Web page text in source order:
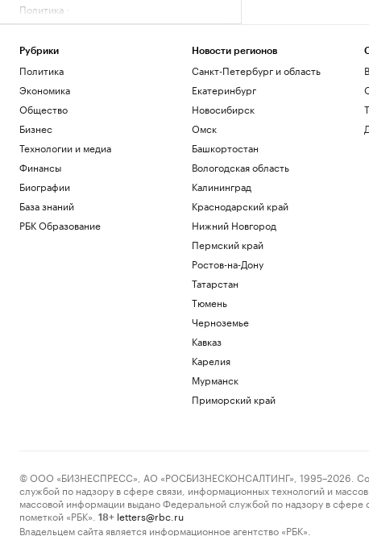
Политика
Акции «Диасофта» упали после отказа
Инвестиции
Рубрики
Политика
Экономика
Общество
Бизнес
Технологии и медиа
Финансы
Биографии
База знаний
РБК Образование
Новости регионов
Санкт-Петербург и область
Екатеринбург
Новосибирск
Омск
Башкортостан
Вологодская область
Калининград
Краснодарский край
Нижний Новгород
Пермский край
Ростов-на-Дону
Татарстан
Тюмень
Черноземье
Кавказ
Карелия
Мурманск
Приморский край
© ООО «БИЗНЕСПРЕСС», АО «РОСБИЗНЕСКОНСАЛТИНГ», 1995–2026.
службой по надзору в сфере связи, информационных технологий и
массовой информации выдано Федеральной службой по надзору в
пометкой «РБК».
18+ letters@rbc.ru
Владельцем сайта является информационное агентство «РБК».